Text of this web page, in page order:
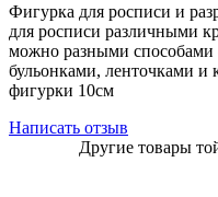
Фигурка для росписи и
для росписи различными
можно разными способами
бульонками, ленточками
фигурки 10см
Написать отзыв
Другие товары